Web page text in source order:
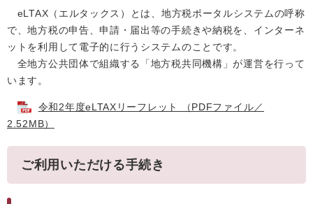
eLTAX（エルタックス）とは、地方税ポータルシステムの呼称
で、地方税の申告、申請・届出等の手続きや納税を、インターネ
ットを利用して電子的に行うシステムのことです。
全地方公共団体で組織する「地方税共同機構」が運営を行って
います。
令和2年度eLTAXリーフレット （PDFファイル／
2.52MB）
ご利用いただける手続き